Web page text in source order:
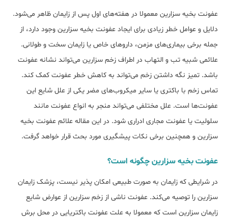
عفونت بخیه سزارین معمولا در هفته‌های اول پس از زایمان ظاهر می‌شود.
دلایل و عوامل خطر زیادی برای ایجاد عفونت بخیه سزارین وجود دارد، از
جمله برخی بیماری‌های مزمن، داروهای خاص یا زایمان سخت و طولانی.
علائمی شبیه تب و التهاب در اطراف زخم سزارین می‌تواند نشانه عفونت
باشد. تمیز نگه داشتن زخم می‌تواند به کاهش خطر عفونت کمک کند.
تماس زخم با باکتری یا سایر میکروب‌های مضر یکی از علل شایع این
عفونت‌ها است. علل مختلفی می‌تواند منجر به انواع عفونت مانند
سلولیت یا عفونت مجاری ادراری شود. در این مقاله علائم عفونت بخیه
سزارین و همچنین برخی نکات پیشگیری مورد بحث قرار خواهد گرفت.
عفونت بخیه سزارین چگونه است؟
در شرایطی که زایمان به صورت طبیعی امکان پذیر نیست، پزشک زایمان
سزارین را توصیه می‌کند. عفونت ناشی از زخم سزارین از عوارض شایع
زایمان سزارین است که معمولا به علت عفونت باکتریایی در محل برش